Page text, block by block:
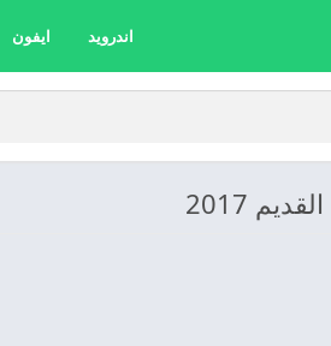
اندرويد ايفون
2017